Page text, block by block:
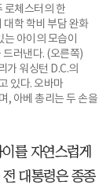
로체스터의 한
학 학비 부담 완화
는 아이의 모습이
러낸다. (오른쪽)
가 워싱턴 D.C.의
있다. 오바마
, 아베 총리는 두 손을
를 자연스럽게
대통령은 종종